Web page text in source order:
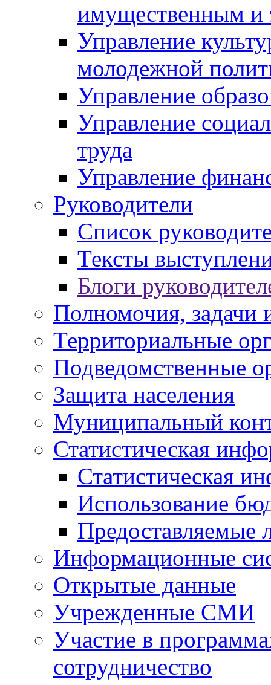
имущественным и
Управление
молодежной
Управление
Управление
труда
Управление
Руководители
Список
Тексты
Блоги
Полномочия, задачи
Территориальные
Подведомственные
Защита населения
Муниципальный
Статистическая
Статистическая
Использование
Предоставляемые
Информационные
Открытые данные
Учрежденные СМИ
Участие в
сотрудничество